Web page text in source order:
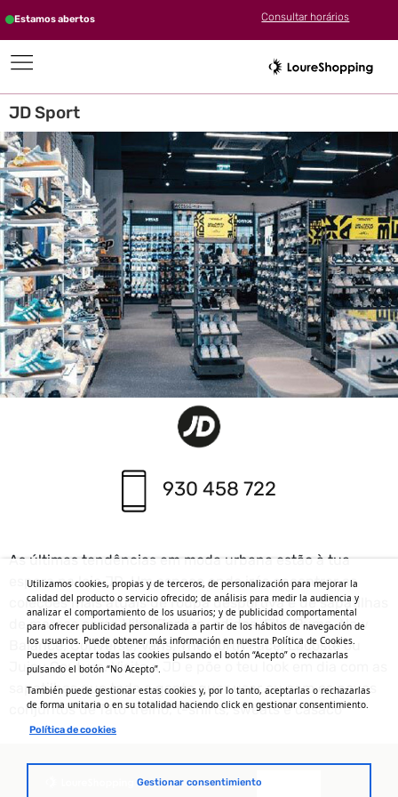
Estamos abertos Consultar horários
JD Sport
930 458 722
As últimas tendências em moda urbana estão à tua
espera na loja JD. Um espaço onde irás encontrar as
coleções mais atuais de roupa desportiva e de sapatilhas
de marcas como Nike, Jordan, adidas, Fila, Puma, New
Balance, Converse, Vans, The North Face, Lacoste ou
Juicy Couture. Visita a JD e põe o teu look em dia com as
sapatilhas que toda a gente quer usar ou com os novos
conjuntos de fato treino, t-shirts, sweats e casaco
Utilizamos cookies, propias y de terceros, de personalización para mejorar la
calidad del producto o servicio ofrecido; de análisis para medir la audiencia y
analizar el comportamiento de los usuarios; y de publicidad comportamental
para ofrecer publicidad personalizada a partir de los hábitos de navegación de
los usuarios. Puede obtener más información en nuestra Política de Cookies.
Puedes aceptar todas las cookies pulsando el botón “Acepto” o rechazarlas
pulsando el botón “No Acepto”.
También puede gestionar estas cookies y, por lo tanto, aceptarlas o rechazarlas
de forma unitaria o en su totalidad haciendo click en gestionar consentimiento.
Política de cookies
Gestionar consentimiento